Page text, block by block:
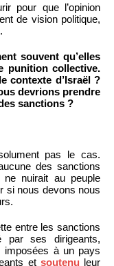
pour que l’opinion
de vision politique,
souvent qu’elles
punition collective.
contexte d’Israël ?
devrions prendre
sanctions ?
pas le cas.
des sanctions
ne nuirait au peuple
si nous devons nous
entre les sanctions
par ses dirigeants,
imposées à un pays
et soutenu leur